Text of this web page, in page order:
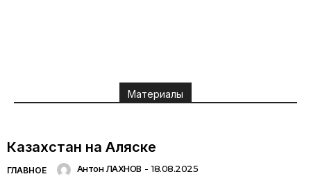
Материалы
Казахстан на Аляске
ГЛАВНОЕ Антон ЛАХНОВ - 18.08.2025